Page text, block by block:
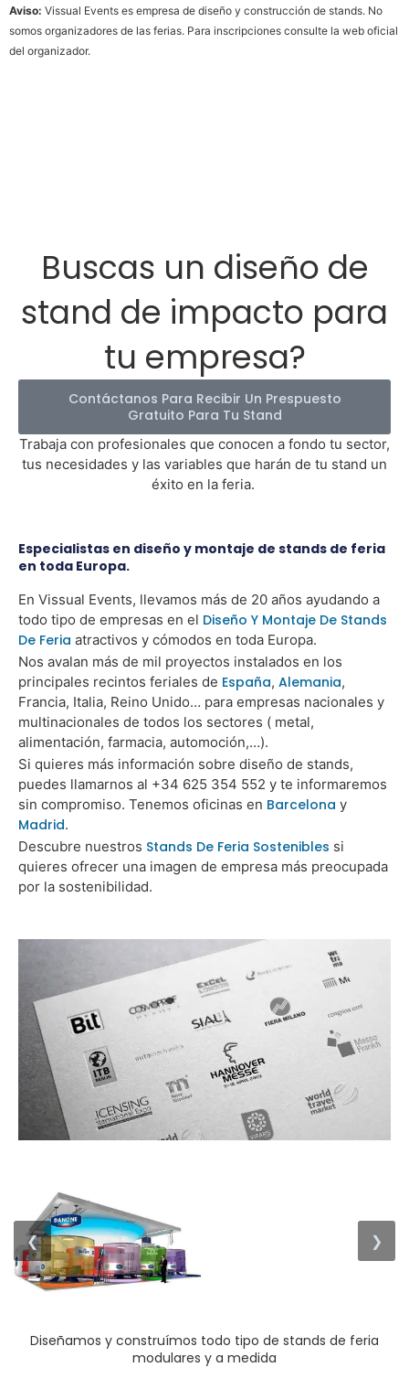
Aviso: Vissual Events es empresa de diseño y construcción de stands. No
somos organizadores de las ferias. Para inscripciones consulte la web oficial
del organizador.
Buscas un diseño de
stand de impacto para
tu empresa?
Contáctanos Para Recibir Un Prespuesto
Gratuito Para Tu Stand
Trabaja con profesionales que conocen a fondo tu sector,
tus necesidades y las variables que harán de tu stand un
éxito en la feria.
Especialistas en diseño y montaje de stands de feria
en toda Europa.
En Vissual Events, llevamos más de 20 años ayudando a
todo tipo de empresas en el Diseño Y Montaje De Stands
De Feria atractivos y cómodos en toda Europa.
Nos avalan más de mil proyectos instalados en los
principales recintos feriales de España, Alemania,
Francia, Italia, Reino Unido… para empresas nacionales y
multinacionales de todos los sectores ( metal,
alimentación, farmacia, automoción,…).
Si quieres más información sobre diseño de stands,
puedes llamarnos al +34 625 354 552 y te informaremos
sin compromiso. Tenemos oficinas en Barcelona y
Madrid.
Descubre nuestros Stands De Feria Sostenibles si
quieres ofrecer una imagen de empresa más preocupada
por la sostenibilidad.
❮ ❯
Diseñamos y construímos todo tipo de stands de feria
modulares y a medida